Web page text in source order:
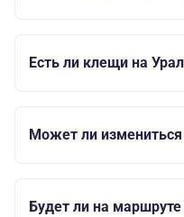
Есть ли клещи на
Может ли
Будет ли на маршруте